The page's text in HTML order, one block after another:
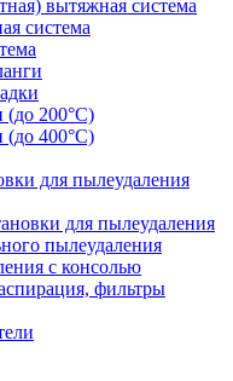
вытяжная система
система
200°C)
400°C)
для пылеудаления
для пылеудаления
пылеудаления
с консолью
фильтры